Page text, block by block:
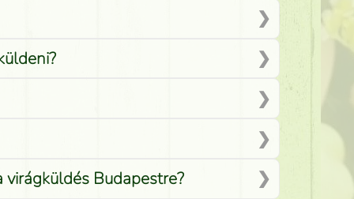
virágküldés Budapestre?